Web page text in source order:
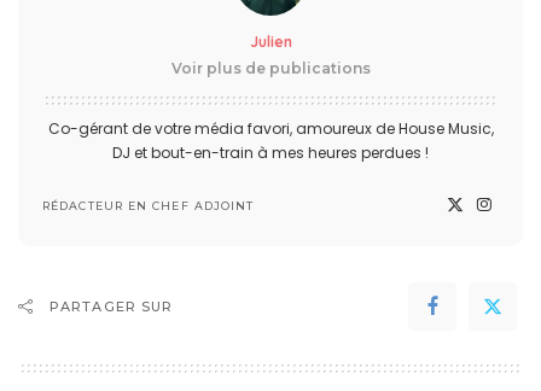
Julien
Voir plus de publications
Co-gérant de votre média favori, amoureux de House Music,
DJ et bout-en-train à mes heures perdues !
RÉDACTEUR EN CHEF ADJOINT
PARTAGER SUR